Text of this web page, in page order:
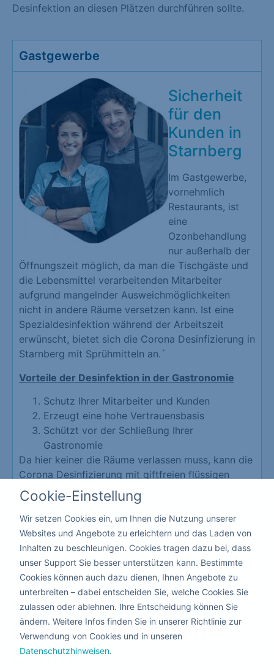
Desinfektion an diesen Plätzen durchführen sollte.
Gastgewerbe
Sicherheit
für den
Kunden in
Starnberg
Im Gastgewerbe,
vornehmlich
Restaurants, ist
eine
Ozonbehandlung
nur außerhalb der
Öffnungszeit möglich, da man die Tischgäste und
die Lebensmittel verarbeitenden Mitarbeiter
aufgrund mangelnder Ausweichmöglichkeiten
nicht in andere Räume versetzen kann. Ist eine
Spezialdesinfektion während der Arbeitszeit
erwünscht, bietet sich die Corona Desinfizierung in
Starnberg mit Sprühmitteln an.´
Vorteile der Desinfektion in der Gastronomie
Schutz Ihrer Mitarbeiter und Kunden
Erzeugt eine hohe Vertrauensbasis
Schützt vor der Schließung Ihrer
Gastronomie
Da hier keiner die Räume verlassen muss, kann die
Corona Desinfizierung mit giftfreien flüssigen
Mitteln nebenbei durchgeführt werden.
Kita & Schule
Warum eine
Dekontaminationmit
Ozon?
Cookie-Einstellung
Wir setzen Cookies ein, um Ihnen die Nutzung unserer
Websites und Angebote zu erleichtern und das Laden von
Inhalten zu beschleunigen. Cookies tragen dazu bei, dass
unser Support Sie besser unterstützen kann. Bestimmte
Cookies können auch dazu dienen, Ihnen Angebote zu
unterbreiten – dabei entscheiden Sie, welche Cookies Sie
zulassen oder ablehnen. Ihre Entscheidung können Sie
ändern. Weitere Infos finden Sie in unserer Richtlinie zur
Verwendung von Cookies und in unseren
Datenschutzhinweisen.